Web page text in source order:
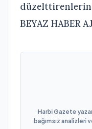
düzelttirenlerin
BEYAZ HABER
Harbi Gazete
bağımsız analizleri